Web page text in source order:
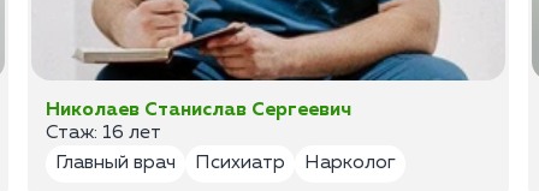
Николаев Станислав Сергеевич
Стаж: 16 лет
Главный врач
Психиатр Нарколог